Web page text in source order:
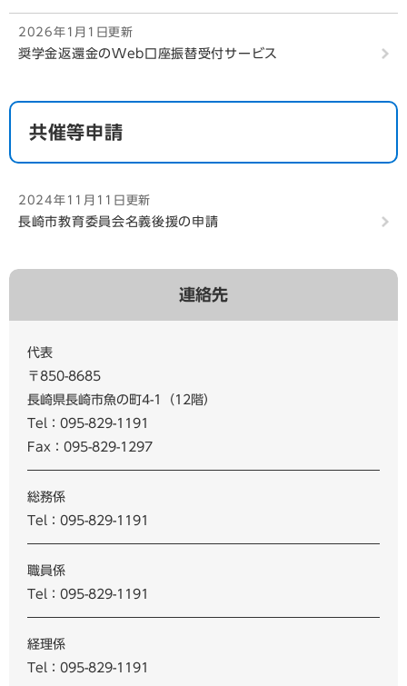
2026年1月1日更新
奨学金返還金のWeb口座振替受付サービス
共催等申請
2024年11月11日更新
長崎市教育委員会名義後援の申請
連絡先
代表
〒850-8685
長崎県長崎市魚の町4-1（12階）
Tel：095-829-1191
Fax：095-829-1297
総務係
Tel：095-829-1191
職員係
Tel：095-829-1191
経理係
Tel：095-829-1191